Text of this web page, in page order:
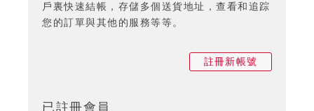
戶裏快速結帳，存儲多個送貨地址，查看和追踪
您的訂單與其他的服務等等。
註冊新帳號
已註冊會員